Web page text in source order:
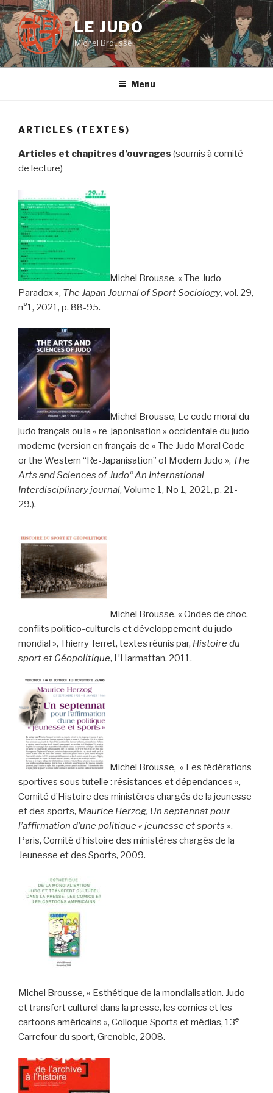
Aller
au
contenu
principal
LE JUDO
Michel Brousse
Menu
ARTICLES (TEXTES)
Articles et chapitres d’ouvrages (soumis à comité
de lecture)
Michel Brousse, « The Judo
Paradox », The Japan Journal of Sport Sociology, vol. 29,
n°1, 2021, p. 88-95.
Michel Brousse, Le code moral du
judo français ou la « re-japonisation » occidentale du judo
moderne (version en français de « The Judo Moral Code
or the Western “Re-Japanisation” of Modern Judo », The
Arts and Sciences of Judo“ An International
Interdisciplinary journal, Volume 1, No 1, 2021, p. 21-
29.).
Michel Brousse, « Ondes de choc,
conflits politico-culturels et développement du judo
mondial », Thierry Terret, textes réunis par, Histoire du
sport et Géopolitique, L’Harmattan, 2011.
Michel Brousse, « Les fédérations
sportives sous tutelle : résistances et dépendances »,
Comité d’Histoire des ministères chargés de la jeunesse
et des sports, Maurice Herzog, Un septennat pour
l’affirmation d’une politique « jeunesse et sports »,
Paris, Comité d’histoire des ministères chargés de la
Jeunesse et des Sports, 2009.
Michel Brousse, « Esthétique de la mondialisation. Judo
et transfert culturel dans la presse, les comics et les
cartoons américains », Colloque Sports et médias, 13e
Carrefour du sport, Grenoble, 2008.